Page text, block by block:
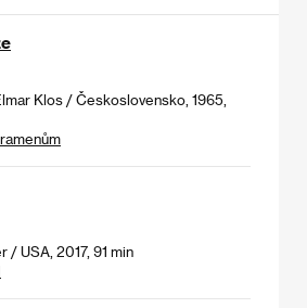
Klos / Československo, 1965,
/ USA, 2017, 91 min